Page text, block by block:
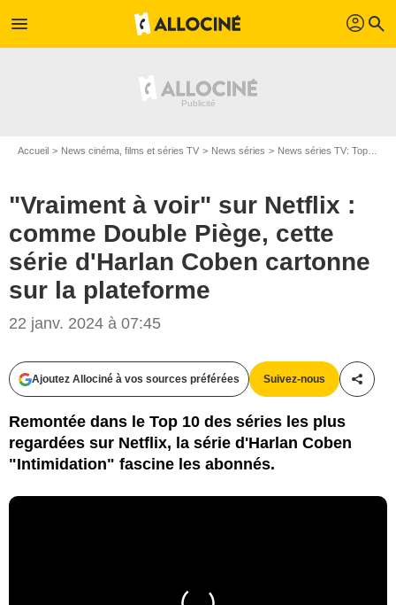
menu profil search
Accueil News cinéma, films et séries TV News séries News séries TV: Top et Flop
"Vraiment à voir" sur Netflix :
comme Double Piège, cette
série d'Harlan Coben cartonne
sur la plateforme
22 janv. 2024 à 07:45
Ajoutez Allociné à vos sources préférées Suivez-nous
Remontée dans le Top 10 des séries les plus
regardées sur Netflix, la série d'Harlan Coben
"Intimidation" fascine les abonnés.